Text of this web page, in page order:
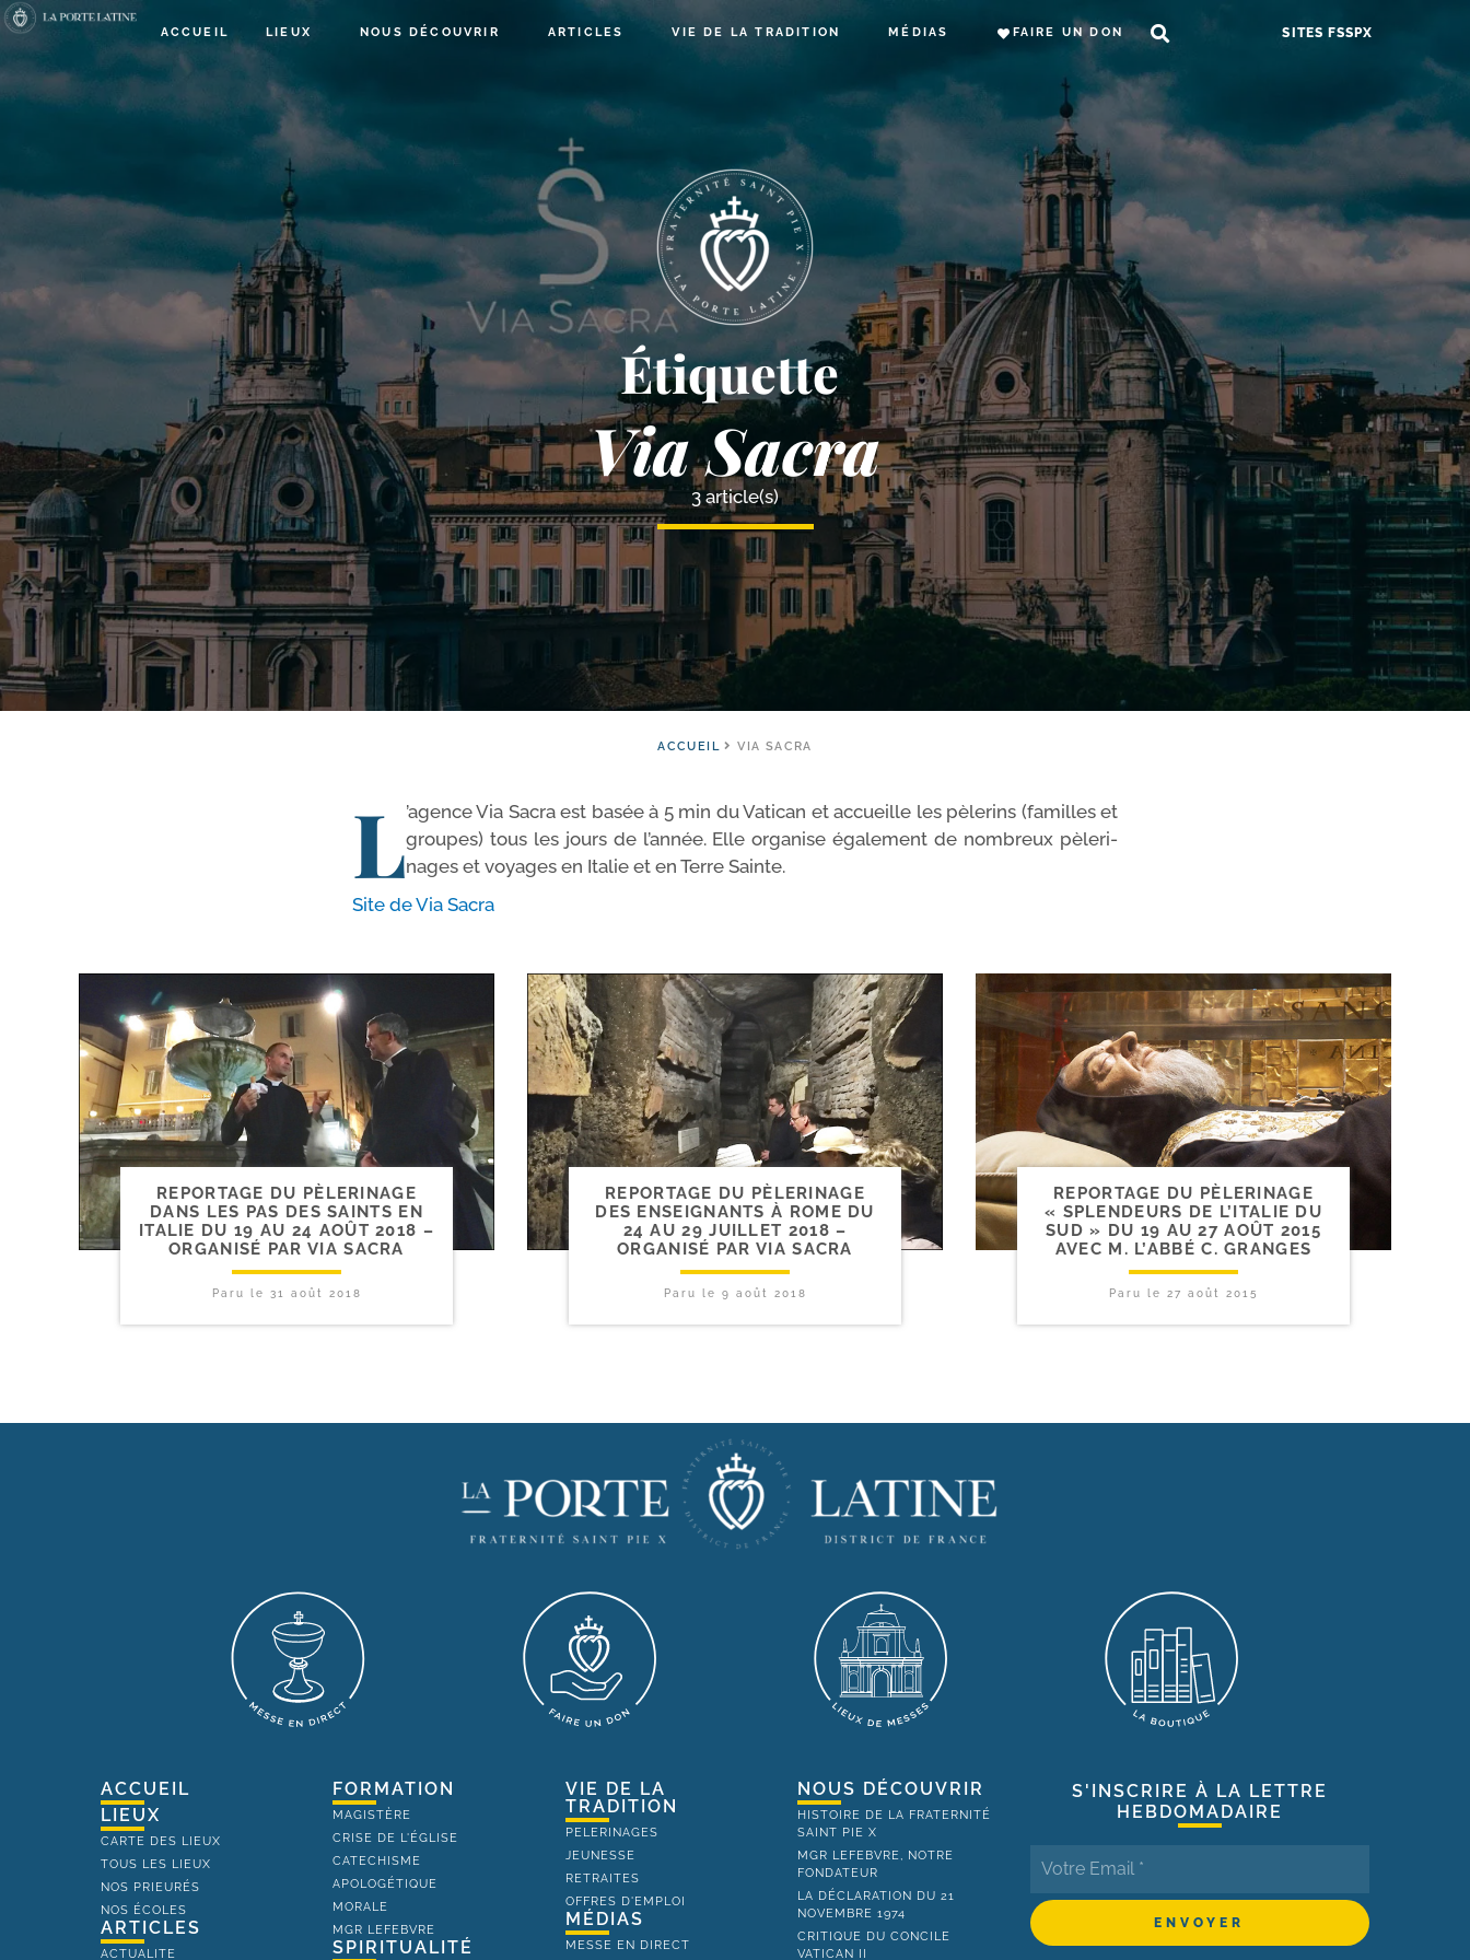
ACCUEIL LIEUX NOUS DÉCOUVRIR ARTICLES VIE DE LA TRADITION MÉDIAS FAIRE UN DON SITES FSSPX
Étiquette
Via Sacra
3 article(s)
ACCUEIL VIA SACRA
L’agence Via Sacra est basée à 5 min du Vatican et accueille les pèle­rins (familles et
groupes) tous les jours de l’an­née. Elle orga­nise éga­le­ment de nom­breux pèle­ri­
nages et voyages en Italie et en Terre Sainte.
Site de Via Sacra
REPORTAGE DU PÈLERINAGE
DANS LES PAS DES SAINTS EN
ITALIE DU 19 AU 24 AOÛT 2018 –
ORGANISÉ PAR VIA SACRA
Paru le 31 août 2018
REPORTAGE DU PÈLERINAGE
DES ENSEIGNANTS À ROME DU
24 AU 29 JUILLET 2018 –
ORGANISÉ PAR VIA SACRA
Paru le 9 août 2018
REPORTAGE DU PÈLERINAGE
« SPLENDEURS DE L’ITALIE DU
SUD » DU 19 AU 27 AOÛT 2015
AVEC M. L’ABBÉ C. GRANGES
Paru le 27 août 2015
ACCUEIL
LIEUX
CARTE DES LIEUX
TOUS LES LIEUX
NOS PRIEURÉS
NOS ÉCOLES
ARTICLES
ACTUALITE
FORMATION
MAGISTÈRE
CRISE DE L'ÉGLISE
CATECHISME
APOLOGÉTIQUE
MORALE
MGR LEFEBVRE
SPIRITUALITÉ
VIE DE LA
TRADITION
PELERINAGES
JEUNESSE
RETRAITES
OFFRES D'EMPLOI
MÉDIAS
MESSE EN DIRECT
NOUS DÉCOUVRIR
HISTOIRE DE LA FRATERNITÉ
SAINT PIE X
MGR LEFEBVRE, NOTRE
FONDATEUR
LA DÉCLARATION DU 21
NOVEMBRE 1974
CRITIQUE DU CONCILE
VATICAN II
S'INSCRIRE À LA LETTRE
HEBDOMADAIRE